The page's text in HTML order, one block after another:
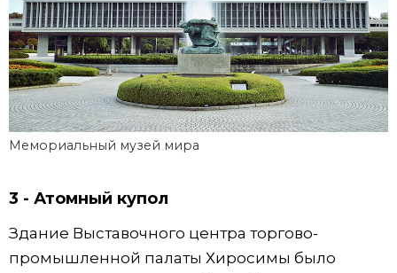
Мемориальный музей мира
3 - Атомный купол
Здание Выставочного центра торгово-
промышленной палаты Хиросимы было